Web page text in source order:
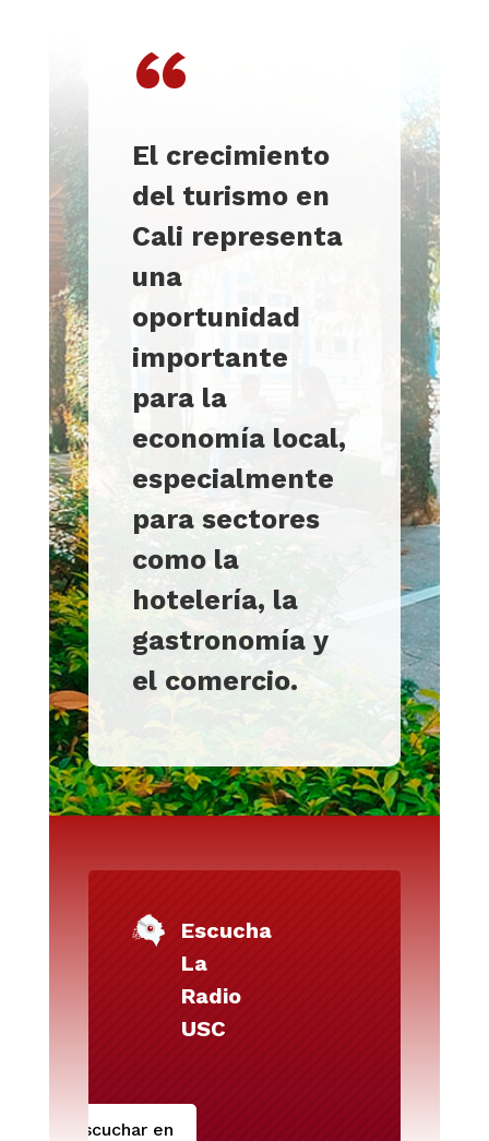
“
El crecimiento
del turismo en
Cali representa
una
oportunidad
importante
para la
economía local,
especialmente
para sectores
como la
hotelería, la
gastronomía y
el comercio.
Escucha
La
Radio
USC
Escuchar en